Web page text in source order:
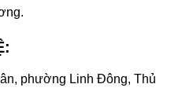
phường Linh Đông, Thủ